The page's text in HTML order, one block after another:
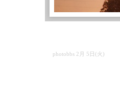
photobbs 2月 5日(火)